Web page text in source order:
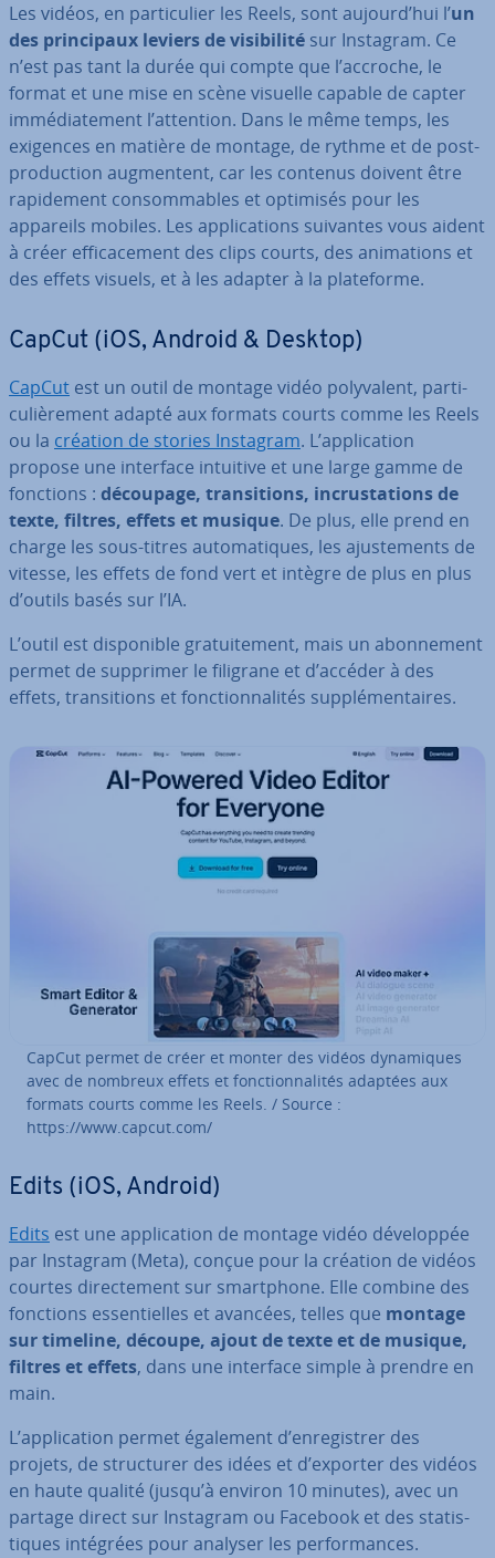
Les vidéos, en par­ti­cu­lier les Reels, sont aujourd’hui l’un
des prin­ci­paux leviers de vi­si­bi­lité sur Instagram. Ce
n’est pas tant la durée qui compte que l’accroche, le
format et une mise en scène visuelle capable de capter
im­mé­dia­te­ment l’attention. Dans le même temps, les
exigences en matière de montage, de rythme et de post­
pro­duc­tion aug­men­tent, car les contenus doivent être
ra­pi­de­ment con­som­mables et optimisés pour les
appareils mobiles. Les ap­pli­ca­tions suivantes vous aident
à créer ef­fi­ca­ce­ment des clips courts, des ani­ma­tions et
des effets visuels, et à les adapter à la pla­te­forme.
CapCut (iOS, Android & Desktop)
CapCut est un outil de montage vidéo po­ly­va­lent, par­ti­
cu­liè­re­ment adapté aux formats courts comme les Reels
ou la création de stories Instagram. L’ap­pli­ca­tion
propose une interface intuitive et une large gamme de
fonctions : découpage, tran­si­tions, in­crus­ta­tions de
texte, filtres, effets et musique. De plus, elle prend en
charge les sous-titres au­to­ma­tiques, les ajus­te­ments de
vitesse, les effets de fond vert et intègre de plus en plus
d’outils basés sur l’IA.
L’outil est dis­po­nible gra­tui­te­ment, mais un abon­ne­ment
permet de supprimer le filigrane et d’accéder à des
effets, tran­si­tions et fonc­tion­na­li­tés sup­plé­men­taires.
CapCut permet de créer et monter des vidéos dy­na­miques
avec de nombreux effets et fonc­tion­na­li­tés adaptées aux
formats courts comme les Reels. / Source :
https://www.capcut.com/
Edits (iOS, Android)
Edits est une ap­pli­ca­tion de montage vidéo dé­ve­lop­pée
par Instagram (Meta), conçue pour la création de vidéos
courtes di­rec­te­ment sur smart­phone. Elle combine des
fonctions es­sen­tielles et avancées, telles que montage
sur timeline, découpe, ajout de texte et de musique,
filtres et effets, dans une interface simple à prendre en
main.
L’ap­pli­ca­tion permet également d’en­re­gis­trer des
projets, de struc­tu­rer des idées et d’exporter des vidéos
en haute qualité (jusqu’à environ 10 minutes), avec un
partage direct sur Instagram ou Facebook et des sta­tis­
tiques intégrées pour analyser les per­for­mances.